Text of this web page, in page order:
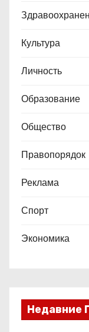
Культура
Личность
Образование
Общество
Правопорядок
Реклама
Спорт
Экономика
Недавние